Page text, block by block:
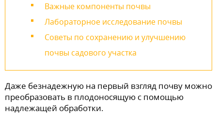
Важные компоненты почвы
Лабораторное исследование почвы
Советы по сохранению и улучшению
почвы садового участка
Даже безнадежную на первый взгляд почву можно
преобразовать в плодоносящую с помощью
надлежащей обработки.